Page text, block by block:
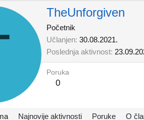
TheUnforgiven
Početnik
Učlanjen 30.08.2021.
Poslednja aktivnost
Poruka
0
Najnovije aktivnosti Poruke O